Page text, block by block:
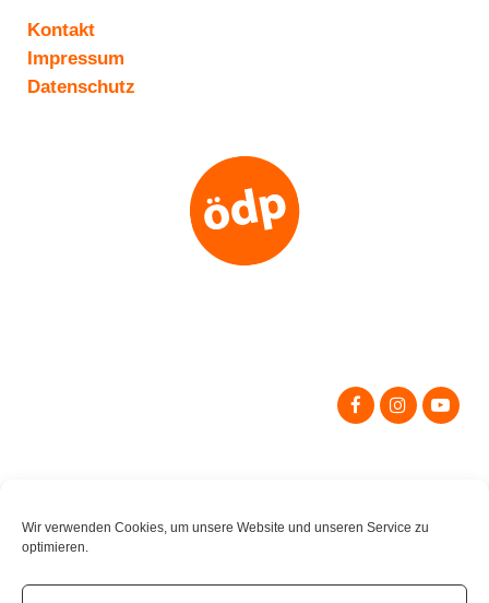
Wir verwenden Cookies, um unsere Website und unseren Service zu
optimieren.
Kontakt
Impressum
Datenschutz